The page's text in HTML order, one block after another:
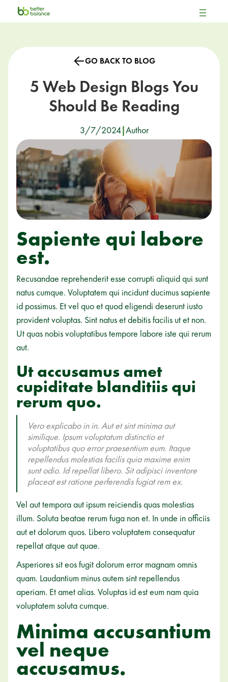
GO BACK TO BLOG
5 Web Design Blogs You
Should Be Reading
3/7/2024|Author
Sapiente qui labore
est.
Recusandae reprehenderit esse corrupti aliquid qui sunt
natus cumque. Voluptatem qui incidunt ducimus sapiente
id possimus. Et vel quo et quod eligendi deserunt iusto
provident voluptas. Sint natus et debitis facilis ut et non.
Ut quas nobis voluptatibus tempore labore iste qui rerum
aut.
Ut accusamus amet
cupiditate blanditiis qui
rerum quo.
Vero explicabo in in. Aut et sint minima aut
similique. Ipsum voluptatum distinctio et
voluptatibus quo error praesentium eum. Itaque
repellendus molestias facilis quia maxime enim
sunt odio. Id repellat libero. Sit adipisci inventore
placeat est ratione perferendis fugiat rem ex.
Vel aut tempora aut ipsum reiciendis quas molestias
illum. Soluta beatae rerum fuga non et. In unde in officiis
aut et dolorum quos. Libero voluptatem consequatur
repellat atque aut quae.
Asperiores sit eos fugit dolorum error magnam omnis
quam. Laudantium minus autem sint repellendus
aperiam. Et amet alias. Voluptas id est eum nam quia
voluptatem soluta cumque.
Minima accusantium
vel neque
accusamus.